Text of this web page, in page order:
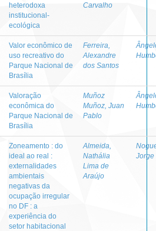
heterodoxa
institucional-
ecológica
Carvalho
Valor econômico de
uso recreativo do
Parque Nacional de
Brasília
Ferreira,
Alexandre
dos Santos
Valoração
econômica do
Parque Nacional de
Brasília
Muñoz
Muñoz, Juan
Pablo
Zoneamento : do
ideal ao real :
externalidades
ambientais
negativas da
ocupação irregular
no DF : a
experiência do
setor habitacional
Almeida,
Nathália
Lima de
Araújo
Jorge